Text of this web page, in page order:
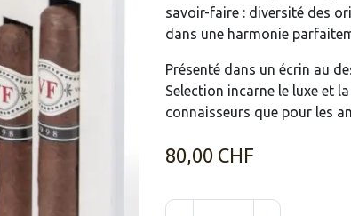
savoir-faire : diversité des
dans une harmonie
Présenté dans un écrin au
Selection incarne le luxe et
connaisseurs que pour les
80,00 CHF